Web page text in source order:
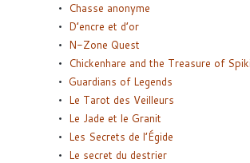
Chasse anonyme
D’encre et d’or
N-Zone Quest
Chickenhare and the Treasure of
Guardians of Legends
Le Tarot des Veilleurs
Le Jade et le Granit
Les Secrets de l’Égide
Le secret du destrier